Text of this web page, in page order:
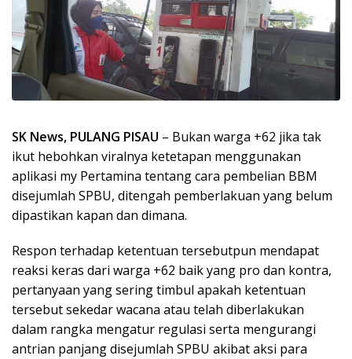
SK News, PULANG PISAU – Bukan warga +62 jika tak
ikut hebohkan viralnya ketetapan menggunakan
aplikasi my Pertamina tentang cara pembelian BBM
disejumlah SPBU, ditengah pemberlakuan yang belum
dipastikan kapan dan dimana.
Respon terhadap ketentuan tersebutpun mendapat
reaksi keras dari warga +62 baik yang pro dan kontra,
pertanyaan yang sering timbul apakah ketentuan
tersebut sekedar wacana atau telah diberlakukan
dalam rangka mengatur regulasi serta mengurangi
antrian panjang disejumlah SPBU akibat aksi para